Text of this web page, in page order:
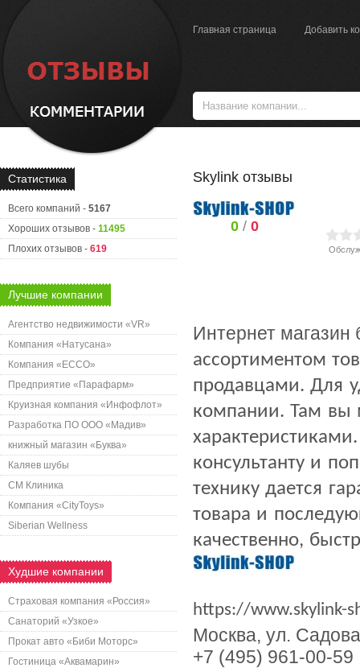
Главная страница Добавить
Статистика
Всего компаний - 5167
Хороших отзывов - 11495
Плохих отзывов - 619
Лучшие компании
Агентство недвижимости «VR»
Компания «Натусана»
Компания «ECCO»
Предприятие «Парафарм»
Круизная компания «Инфофлот»
Разработка ПО ООО «Мадив»
книжный магазин «Буква»
Каляев шубы
СМ Клиника
Компания «CityToys»
Siberian Wellness
Худшие компании
Страховая компания «Россия»
Санаторий «Узкое»
Прокат авто «Биби Моторс»
Гостиница «Аквамарин»
Skylink отзывы
0 /0
Интернет
ассортиментом
продавцами. Для
компании. Там вы
консультанту и
технику дается
товара и
качественно,
https://www.skylink-
Москва, ул.
+7 (495) 961-00-59